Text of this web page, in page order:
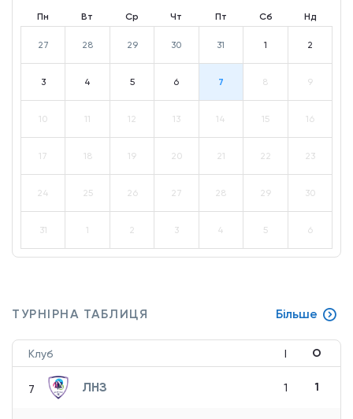
Пн Вт Ср Чт Пт Сб Нд
27 28 29 30 31 1 2
3 4 5 6 7 8 9
10 11 12 13 14 15 16
17 18 19 20 21 22 23
24 25 26 27 28 29 30
31 1 2 3 4 5 6
ТУРНІРНА ТАБЛИЦЯ Більше
Клуб І О
7 ЛНЗ 1 1